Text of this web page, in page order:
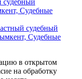
Судебные
судебный
Судебные
в открытом
на обработку